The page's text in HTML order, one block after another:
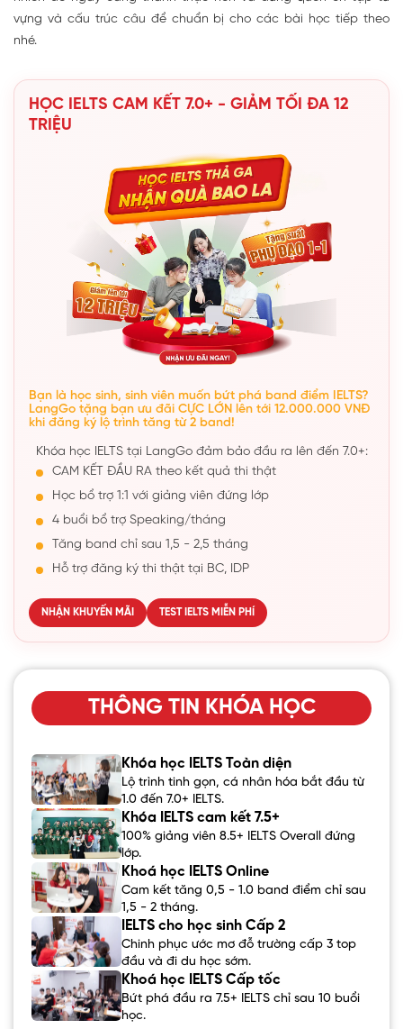
vựng và cấu trúc câu để chuẩn bị cho các bài học tiếp theo
nhé.
HỌC IELTS CAM KẾT 7.0+ - GIẢM TỐI ĐA 12
TRIỆU
Bạn là học sinh, sinh viên muốn bứt phá band điểm IELTS?
LangGo tặng bạn ưu đãi CỰC LỚN lên tới 12.000.000 VNĐ
khi đăng ký lộ trình tăng từ 2 band!
Khóa học IELTS tại LangGo đảm bảo đầu ra lên đến 7.0+:
CAM KẾT ĐẦU RA theo kết quả thi thật
Học bổ trợ 1:1 với giảng viên đứng lớp
4 buổi bổ trợ Speaking/tháng
Tăng band chỉ sau 1,5 - 2,5 tháng
Hỗ trợ đăng ký thi thật tại BC, IDP
NHẬN KHUYẾN MÃI TEST IELTS MIỄN PHÍ
THÔNG TIN KHÓA HỌC
Khóa học IELTS Toàn diện
Lộ trình tinh gọn, cá nhân hóa bắt đầu từ
1.0 đến 7.0+ IELTS.
Khóa IELTS cam kết 7.5+
100% giảng viên 8.5+ IELTS Overall đứng
lớp.
Khoá học IELTS Online
Cam kết tăng 0,5 - 1.0 band điểm chỉ sau
1,5 - 2 tháng.
IELTS cho học sinh Cấp 2
Chinh phục ước mơ đỗ trường cấp 3 top
đầu và đi du học sớm.
Khoá học IELTS Cấp tốc
Bứt phá đầu ra 7.5+ IELTS chỉ sau 10 buổi
học.